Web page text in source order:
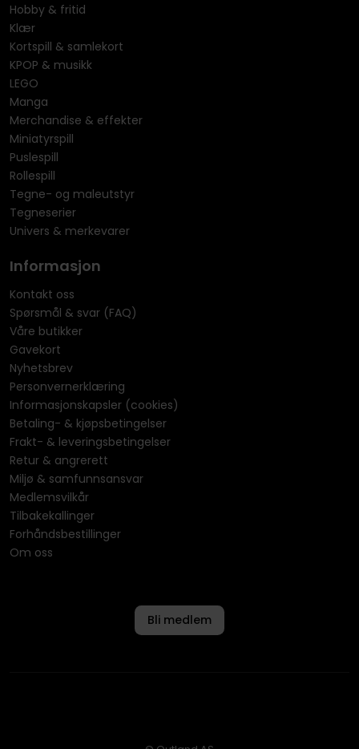
Hobby & fritid
Klær
Kortspill & samlekort
KPOP & musikk
LEGO
Manga
Merchandise & effekter
Miniatyrspill
Puslespill
Rollespill
Tegne- og maleutstyr
Tegneserier
Univers & merkevarer
Informasjon
Kontakt oss
Spørsmål & svar (FAQ)
Våre butikker
Gavekort
Nyhetsbrev
Personvernerklæring
Informasjonskapsler (cookies)
Betaling- & kjøpsbetingelser
Frakt- & leveringsbetingelser
Retur & angrerett
Miljø & samfunnsansvar
Medlemsvilkår
Tilbakekallinger
Forhåndsbestillinger
Om oss
Bli medlem